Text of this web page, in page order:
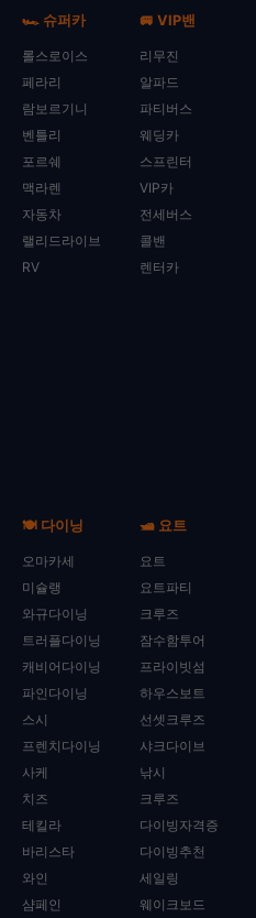
🏎️ 슈퍼카
롤스로이스
페라리
람보르기니
벤틀리
포르쉐
맥라렌
자동차
랠리드라이브
RV
🚐 VIP밴
리무진
알파드
파티버스
웨딩카
스프린터
VIP카
전세버스
콜밴
렌터카
🍽️ 다이닝
오마카세
미슐랭
와규다이닝
트러플다이닝
캐비어다이닝
파인다이닝
스시
프렌치다이닝
사케
치즈
테킬라
바리스타
와인
샴페인
🛥️ 요트
요트
요트파티
크루즈
잠수함투어
프라이빗섬
하우스보트
선셋크루즈
샤크다이브
낚시
크루즈
다이빙자격증
다이빙추천
세일링
웨이크보드